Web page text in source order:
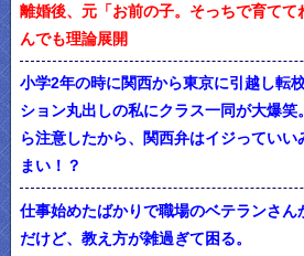
離婚後、元「お前の子。そっちで育て
んでも理論展開
小学2年の時に関西から東京に引越し転
ション丸出しの私にクラス一同が大爆
ら注意したから、関西弁はイジってい
まい！？
仕事始めたばかりで職場のベテランさ
だけど、教え方が雑過ぎて困る。